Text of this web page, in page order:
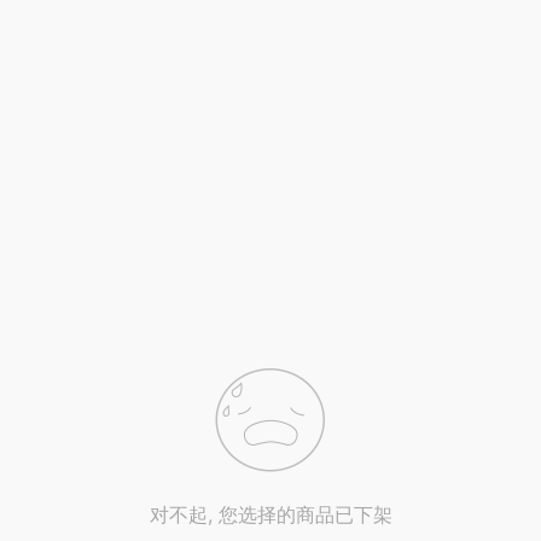
对不起, 您选择的商品已下架